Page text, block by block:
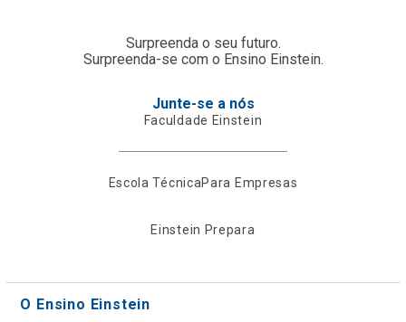
Surpreenda o seu futuro.
Surpreenda-se com o Ensino Einstein.
Junte-se a nós
Faculdade Einstein
Escola TécnicaPara Empresas
Einstein Prepara
O Ensino Einstein